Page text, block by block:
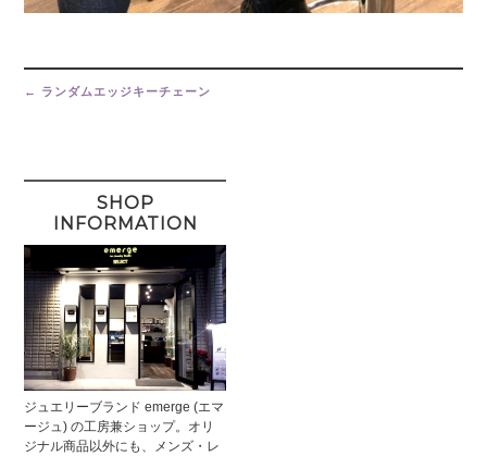
Post
navigation
← ランダムエッジキーチェーン
SHOP
INFORMATION
ジュエリーブランド emerge (エマ
ージュ) の工房兼ショップ。オリ
ジナル商品以外にも、メンズ・レ